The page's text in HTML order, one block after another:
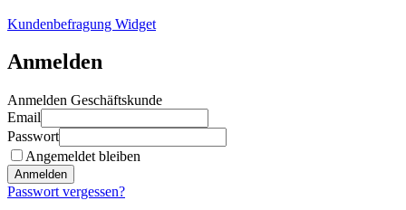
Kundenbefragung Widget
Anmelden
Anmelden Geschäftskunde
Email
Passwort
Angemeldet bleiben
Anmelden
Passwort vergessen?